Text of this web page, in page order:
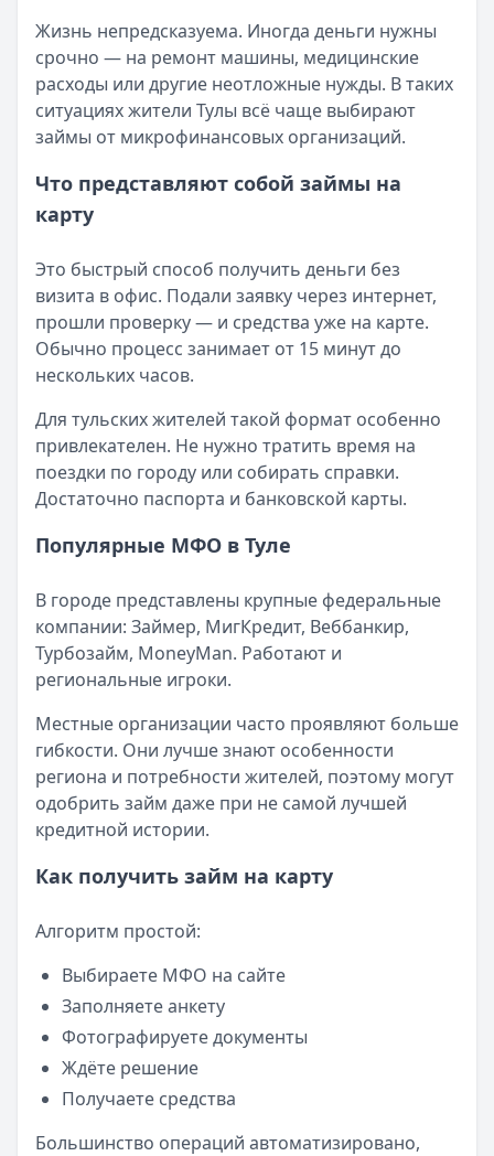
Все статьи
Опубликовано:5 декабря 2025 г.
Категория: МФО
Читать новость
Срочный микрозайм 15 000 ₽ на карту: свежая
Кратко:Нужны 15 000 рублей на карту прямо сегодня?
Категория:МФО
Читать новость
Кратко: В III квартале 2025 года владельцы iPhone
Опубликовано:5 декабря 2025 г.
Категория:МФО
Читать новость
57 сервисов микрозаймов через Госуслуги: где
Опубликовано:23 ноября 2025 г.
Категория:МФО
Читать новость
Смс о «одобренном займе» от Bigmani Ru: как
Кратко:Пришло СМС об одобрении займа от Bigmani
Опубликовано:
23 ноября 2025 г.
Категория:
Читать новость
Все новости
Жизнь непредсказуема. Иногда деньги нужны
срочно — на ремонт машины, медицинские
расходы или другие неотложные нужды. В таких
ситуациях жители Тулы всё чаще выбирают
займы от микрофинансовых организаций.
Что представляют собой займы на
карту
Это быстрый способ получить деньги без
визита в офис. Подали заявку через интернет,
прошли проверку — и средства уже на карте.
Обычно процесс занимает от 15 минут до
нескольких часов.
Для тульских жителей такой формат особенно
привлекателен. Не нужно тратить время на
поездки по городу или собирать справки.
Достаточно паспорта и банковской карты.
Популярные МФО в Туле
В городе представлены крупные федеральные
компании: Займер, МигКредит, Веббанкир,
Турбозайм, MoneyMan. Работают и
региональные игроки.
Местные организации часто проявляют больше
гибкости. Они лучше знают особенности
региона и потребности жителей, поэтому могут
одобрить займ даже при не самой лучшей
кредитной истории.
Как получить займ на карту
Алгоритм простой:
Выбираете МФО на сайте
Заполняете анкету
Фотографируете документы
Ждёте решение
Получаете средства
Большинство операций автоматизировано,